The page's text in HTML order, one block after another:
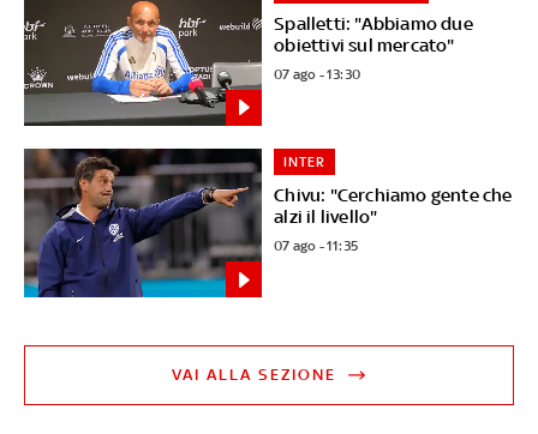
Spalletti: "Abbiamo due
obiettivi sul mercato"
07 ago - 13:30
Chivu: "Cerchiamo gente che
alzi il livello"
INTER
07 ago - 11:35
VAI ALLA SEZIONE